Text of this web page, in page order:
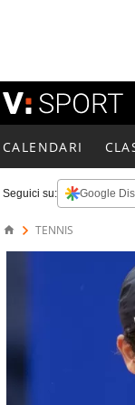
CALENDARI
Seguici su: Google
TENNIS